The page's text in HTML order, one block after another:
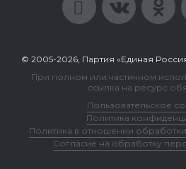
© 2005-2026, Партия «Единая
При полном или частичном
ссылка на ресурс
Пользовательское
Политика
Политика в отношении
Согласие на обработку